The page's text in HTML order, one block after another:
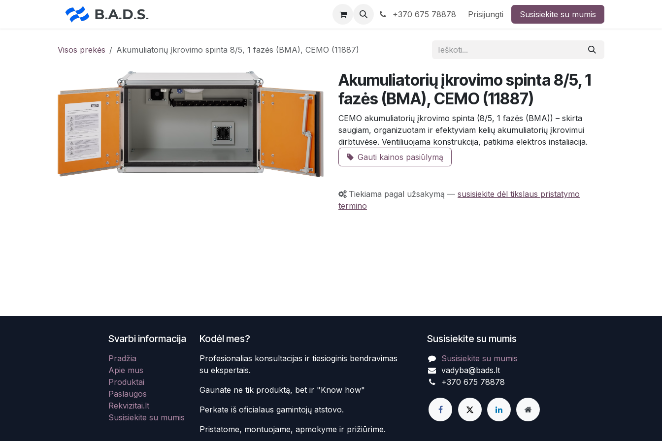
+370 675 78878 Prisijungti Susisiekite su mumis
Visos prekės Akumuliatorių įkrovimo spinta 8/5, 1 fazės (BMA), CEMO (11887)
Akumuliatorių įkrovimo spinta 8/5, 1
fazės (BMA), CEMO (11887)
CEMO akumuliatorių įkrovimo spinta (8/5, 1 fazės (BMA)) – skirta
saugiam, organizuotam ir efektyviam kelių akumuliatorių įkrovimui
dirbtuvėse. Ventiliuojama konstrukcija, patikima elektros instaliacija.
Gauti kainos pasiūlymą
Tiekiama pagal užsakymą — susisiekite dėl tikslaus pristatymo
termino
Susisiekite su mumis
Susisiekite su mumis
vadyba@bads.lt
+370 675 78878
Kodėl mes?
Profesionalias konsultacijas ir tiesioginis bendravimas
su ekspertais.
Gaunate ne tik produktą, bet ir "Know how"
Perkate iš oficialaus gamintojų atstovo.
Pristatome, montuojame, apmokyme ir prižiūrime.
Svarbi informacija
Pradžia
Apie mus
Produktai
Paslaugos
Rekvizitai.lt
Susisiekite su mumis